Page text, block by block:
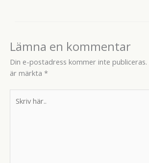
Lämna en kommentar
Din e-postadress kommer inte publiceras.
är märkta *
här..